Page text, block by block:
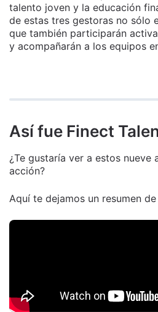
talento joven y la educación
de estas tres gestoras no sólo
que también participarán
y acompañarán a los equipos
Así fue Finect
¿Te gustaría ver a estos nueve
acción?
Aquí te dejamos un resumen